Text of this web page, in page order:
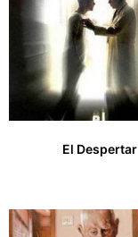
El Despertar